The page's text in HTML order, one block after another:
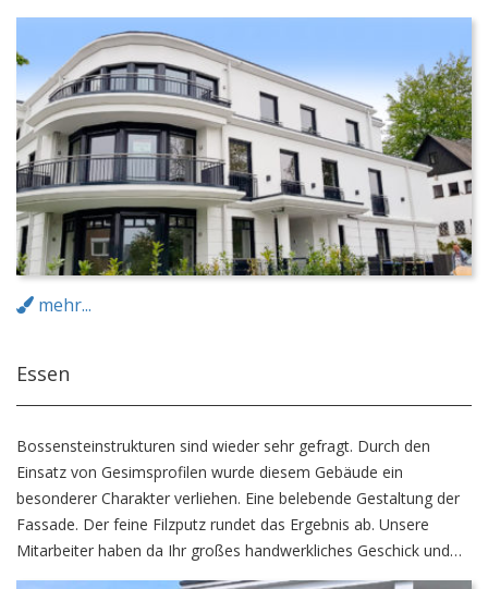
mehr...
Essen
Bossensteinstrukturen sind wieder sehr gefragt. Durch den
Einsatz von Gesimsprofilen wurde diesem Gebäude ein
besonderer Charakter verliehen. Eine belebende Gestaltung der
Fassade. Der feine Filzputz rundet das Ergebnis ab. Unsere
Mitarbeiter haben da Ihr großes handwerkliches Geschick und
Können bewiesen. Unter anderem wurde das Gebäude mit